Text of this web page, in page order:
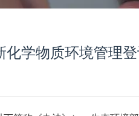
学物质环境管理